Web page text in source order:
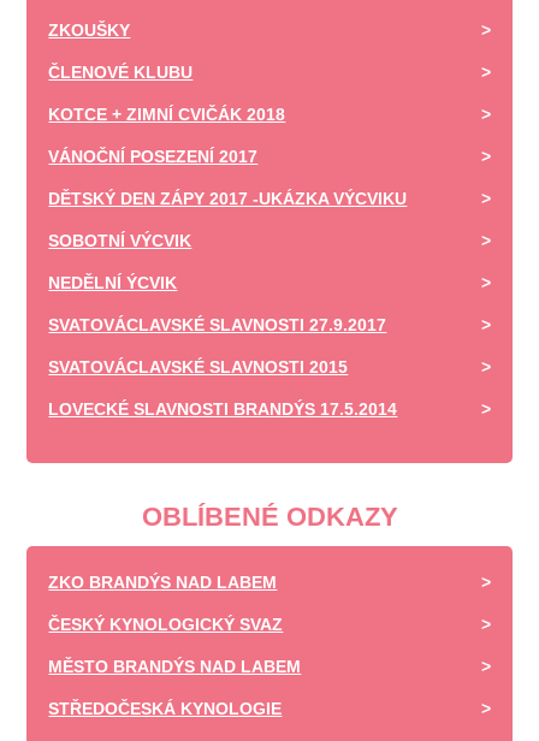
ZKOUŠKY
ČLENOVÉ KLUBU
KOTCE + ZIMNÍ CVIČÁK 2018
VÁNOČNÍ POSEZENÍ 2017
DĚTSKÝ DEN ZÁPY 2017 -UKÁZKA VÝCVIKU
SOBOTNÍ VÝCVIK
NEDĚLNÍ ÝCVIK
SVATOVÁCLAVSKÉ SLAVNOSTI 27.9.2017
SVATOVÁCLAVSKÉ SLAVNOSTI 2015
LOVECKÉ SLAVNOSTI BRANDÝS 17.5.2014
OBLÍBENÉ ODKAZY
ZKO BRANDÝS NAD LABEM
ČESKÝ KYNOLOGICKÝ SVAZ
MĚSTO BRANDÝS NAD LABEM
STŘEDOČESKÁ KYNOLOGIE